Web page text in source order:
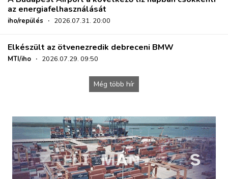
az energiafelhasználását
iho/repülés · 2026.07.31. 20:00
Elkészült az ötvenezredik debreceni BMW
MTI/iho · 2026.07.29. 09:50
Még több hír